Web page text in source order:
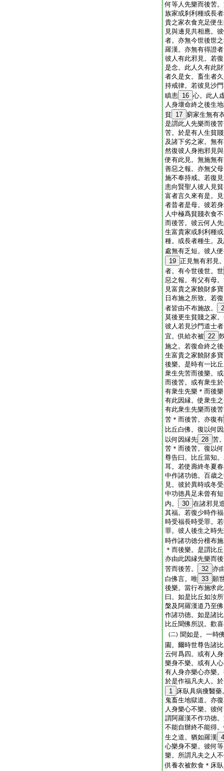
何等人先樂而後苦
族家或刹利種或長
貴之家衣食充足便
見與邊見共相應。
者。亦無今世後世
羅漢。亦無有得證
彼人有此邪見。若
是念。此人久有此
者久是女。畜生者
持戒律。若彼見沙
瞋恚 16 心。此人
人身壞命終之後生
貧
17 窮家生無有
是謂此人先樂而後
苦。於是有人生貧
及諸下劣之家。無
然復彼人身抱邪見
便有此見。無施無
善惡之報。亦無父
施不奉持戒。若復
恚向賢聖人彼人見
富者言久來有是。
者昔者是母。彼若
人中極爲貧賤衣食
而後苦。彼云何人
生富貴家或刹利種
種。或長者種生。
處無有乏短。彼人
19 正見無有邪見
者。有今世後世。世
惡之報。有父有母
見富貴之家饒財多
日布施之所致。若
者皆由不布施故。
莫後更生貧賤之家
彼人若見沙門道士
宜。供給衣被 22
施之。若復命終之
生富貴之家饒財多
後樂。是時有一比
衆生先苦而後樂。
而後苦。或有衆生
有衆生先樂＊而後
有此因縁。使衆生
有此衆生先樂而後
苦＊而後苦。亦復有
比丘白佛。復以何
以何因縁先 28 苦
苦＊而後苦。復以
尊告曰。比丘當知
耳。若使壽終冬夏
中作諸功徳。百歳
見。彼於異時或冬
中功徳具足未曾有
内。
30 在諸邪見
其福。若復少時作
時受福長時受罪。
罪。彼人後生之時
時作諸功徳分檀布
＊而後樂。是謂比
亦由此因縁先樂而
苦而後苦。
32 亦
白佛言。唯 33 願
後樂。當行布施求
曰。如是比丘如汝
槃及阿羅漢道乃至
作諸功徳。如是諸
比丘聞佛所説。歡
(二) 聞如是。一時
園。爾時世尊告諸
云何爲四。或有人
樂身不樂。或有人
有人身亦樂心亦樂
於是作福凡夫人。
1 床臥具病痩醫藥
鬼畜生地獄道。亦
人身樂心不樂。彼
謂阿羅漢不作功徳
不能自辦終不能得
生之道。猶如羅漢 4
心樂身不樂。彼何
樂。所謂凡夫之人
供養衣被飮食＊床